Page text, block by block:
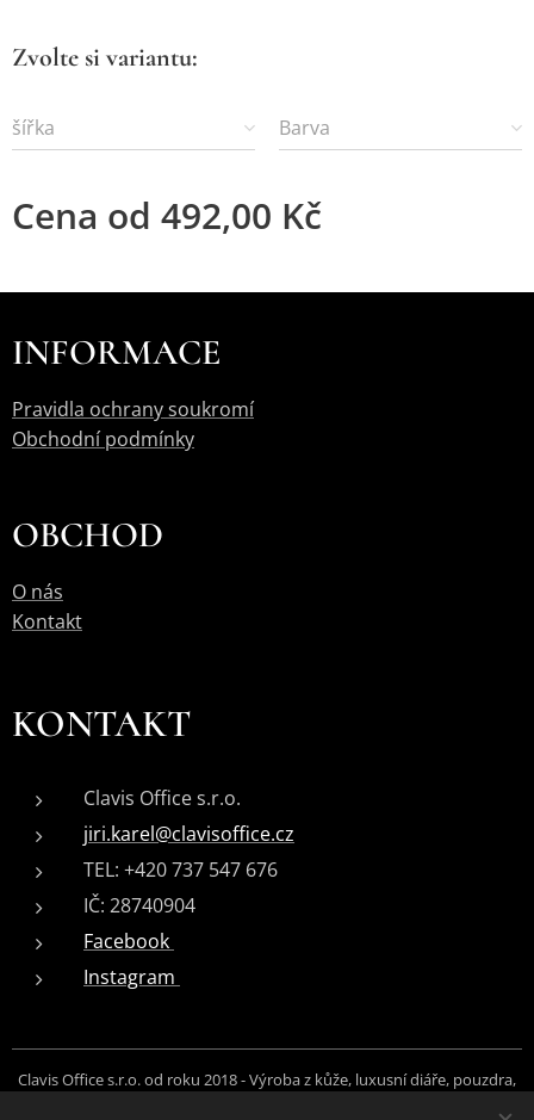
Zvolte si variantu:
šířka Barva
Cena od 492,00 Kč
INFORMACE
Pravidla ochrany soukromí
Obchodní podmínky
OBCHOD
O nás
Kontakt
KONTAKT
Clavis Office s.r.o.
jiri.karel@clavisoffice.cz
TEL: +420 737 547 676
IČ: 28740904
Facebook
Instagram
Clavis Office s.r.o. od roku 2018 - Výroba z kůže, luxusní diáře, pouzdra,